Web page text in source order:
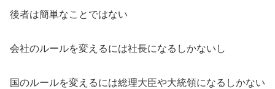
後者は簡単なことではない
会社のルールを変えるには社長になるしかないし
国のルールを変えるには総理大臣や大統領になるしかない